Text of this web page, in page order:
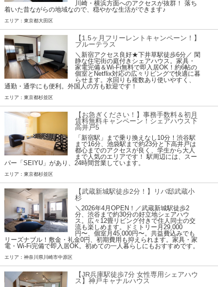
川崎・横浜方面へのアクセスが抜群！ 落ち
着いた昔ながらの地域なので、穏やかな生活ができます♪
エリア：東京都大田区
【1.5ヶ月フリーレントキャンペーン！】
ブルーテラス
＼新宿アクセス良好★下井草駅徒歩6分／ 閑
静な住宅街の庭付きシェアハウス。家具・
家電完備＆Wi-Fi無料で即入居OK！約6帖の
個室とNetflix対応の広々リビングで快適に暮
らせます。水回りも複数あり使いやすく、
通勤・通学にも便利。外国人の方も歓迎です！
エリア：東京都杉並区
【お急ぎください！】事務手数料＆初月
賃料無料キャンペーン！シェアハウス下
高井戸5
「新宿駅」まで乗り換えなし10分！渋谷駅
まで16分、池袋駅まで約23分と下高井戸は
都心までのアクセスが良く、学生から大人
まで人気のエリアです！ 駅周辺には、スー
パー「SEIYU」があり、24時間営業しています。
エリア：東京都杉並区
【武蔵新城駅徒歩2分！】リバ邸武蔵小
杉
＼2026年4月OPEN！／武蔵新城駅徒歩2
分、渋谷まで約30分の好立地シェアハウ
ス。広々12畳リビング付きで住人同士の交
流も楽しめます。ドミトリー月29,000
円〜、個室月45,000円〜。共益費込みでも
リーズナブル！敷金・礼金0円、初期費用も抑えられます。家具・家
電・Wi-Fi完備で即入居OK。初めての一人暮らしにもおすすめです。
エリア：神奈川県川崎市中原区
【JR兵庫駅徒歩7分 女性専用シェアハウ
ス】神戸キャナルハウス